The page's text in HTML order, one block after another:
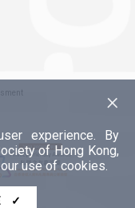
×
experience. By
of Hong Kong,
use of cookies.
✓